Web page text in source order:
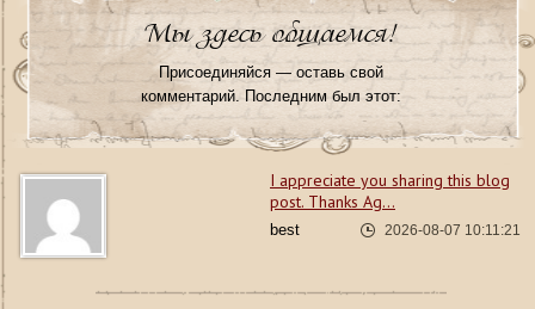
Мы здесь общаемся!
Присоединяйся — оставь свой
комментарий. Последним был этот:
I appreciate you sharing this blog
post. Thanks Ag...
best 2026-08-07 10:11:21